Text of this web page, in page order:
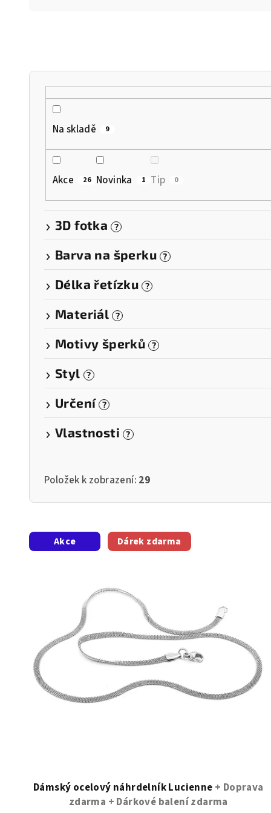
Na skladě 9
Akce 26 Novinka 1 Tip 0
3D fotka ?
Barva na šperku ?
Délka řetízku ?
Materiál ?
Motivy šperků ?
Styl ?
Určení ?
Vlastnosti ?
Položek k zobrazení: 29
V
ý
p
r
o
t
Akce Dárek zdarma
Dámský ocelový náhrdelník Lucienne + Doprava
zdarma + Dárkové balení zdarma